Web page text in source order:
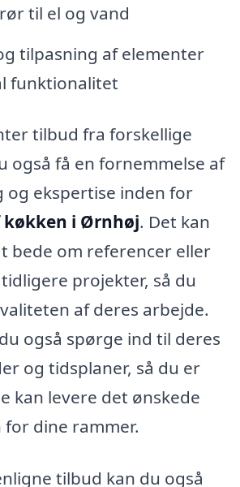
til el og vand
tilpasning af elementer
funktionalitet
tilbud fra forskellige
også få en fornemmelse af
og ekspertise inden for
i Ørnhøj. Det kan
bede om referencer eller
projekter, så du
af deres arbejde.
også spørge ind til deres
og tidsplaner, så du er
kan levere det ønskede
dine rammer.
tilbud kan du også